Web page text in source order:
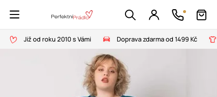
Již od roku 2010 s Vámi Doprava zdarma od 1499 Kč